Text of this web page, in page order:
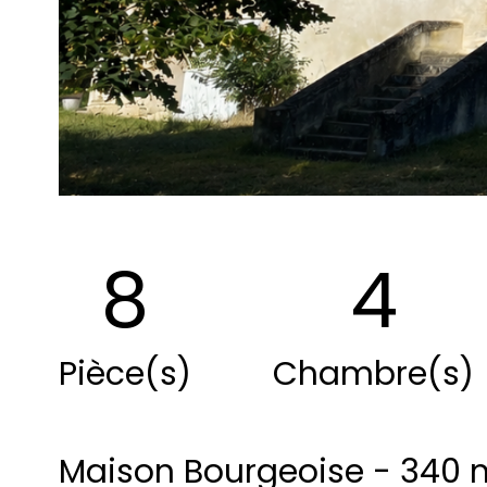
8
Pièce(s)
4
Chambre(s)
Maison Bourgeoise - 340